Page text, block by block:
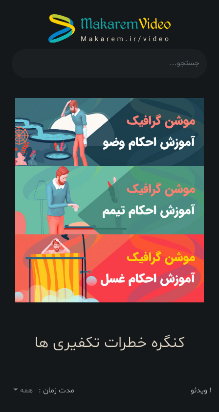
کنگره خطرات تکفیری ها
1 ویدئو مدت زمان : همه